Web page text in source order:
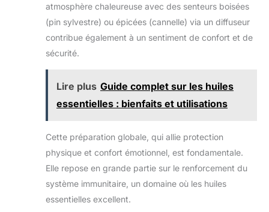
atmosphère chaleureuse avec des senteurs boisées
(pin sylvestre) ou épicées (cannelle) via un diffuseur
contribue également à un sentiment de confort et de
sécurité.
Lire plus Guide complet sur les huiles
essentielles : bienfaits et utilisations
Cette préparation globale, qui allie protection
physique et confort émotionnel, est fondamentale.
Elle repose en grande partie sur le renforcement du
système immunitaire, un domaine où les huiles
essentielles excellent.